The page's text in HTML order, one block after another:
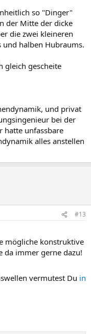
so "Dinger"
der Mitte der dicke
die zwei kleineren
halben Hubraums.
gleich gescheite
und privat
bei der
hatte unfassbare
alles anstellen
#13
mögliche konstruktive
da immer gerne dazu!
vermutest Du in